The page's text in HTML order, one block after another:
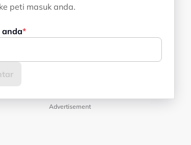
peti masuk anda.
anda
Advertisement